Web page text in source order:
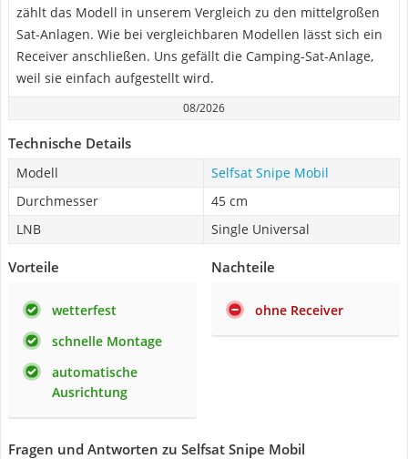
zählt das Modell in unserem Vergleich zu den mittelgroßen
Sat-Anlagen. Wie bei vergleichbaren Modellen lässt sich ein
Receiver anschließen. Uns gefällt die Camping-Sat-Anlage,
weil sie einfach aufgestellt wird.
08/2026
Technische Details
Modell
Selfsat Snipe Mobil
Durchmesser
45 cm
LNB
Single Universal
Vorteile
wetterfest
schnelle Montage
automatische
Ausrichtung
Nachteile
ohne Receiver
Fragen und Antworten zu Selfsat Snipe Mobil